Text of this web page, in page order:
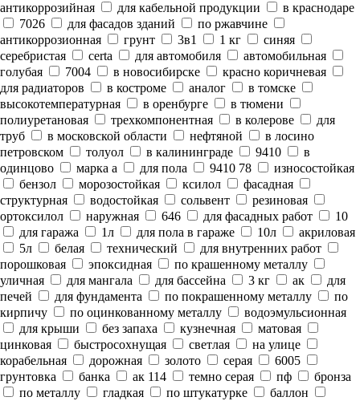
антикоррозийная
для кабельной продукции
в краснодаре
7026
для фасадов зданий
по ржавчине
антикоррозионная
грунт 3в1 1 кг
синяя
серебристая
certa для автомобиля
автомобильная
голубая
7004 в новосибирске
красно коричневая
для радиаторов
в костроме аналог
в томске
высокотемпературная
в оренбурге
в тюмени
полиуретановая
трехкомпонентная в колерове
для
труб
в московской области нефтяной
в лосино
петровском
толуол в калининграде 9410
в
одинцово
марка а для пола 9410 78
износостойкая
бензол
морозостойкая ксилол
фасадная
структурная
водостойкая сольвент
резиновая
ортоксилол
наружная 646 для фасадных работ
10
для гаража
1л для пола в гараже 10л
акриловая
5л
белая технический
для внутренних работ
порошковая
эпоксидная
по крашенному металлу
уличная
для мангала для бассейна 3 кг ак
для
печей
для фундамента по покрашенному металлу
по
кирпичу
по оцинкованному металлу
водоэмульсионная
для крыши
без запаха кузнечная
матовая
цинковая
быстросохнущая светлая
на улице
корабельная
дорожная золото серая
6005
грунтовка
банка ак 114 темно серая пф
бронза
по металлу
гладкая по штукатурке
баллон